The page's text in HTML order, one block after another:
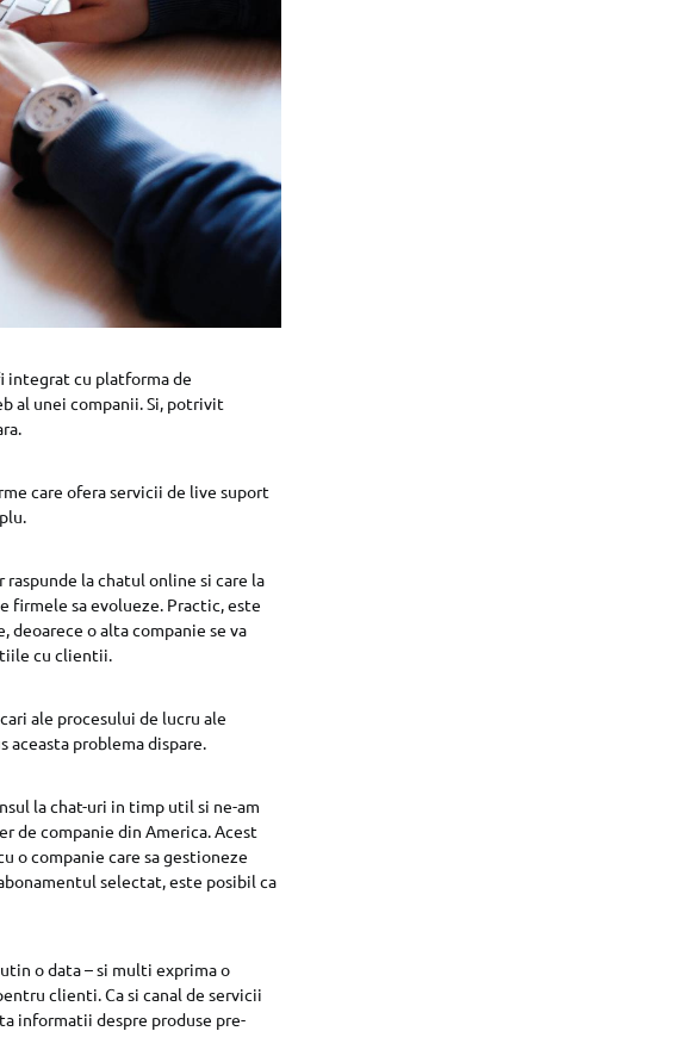
integrat cu platforma de
al unei companii. Si, potrivit
care ofera servicii de live suport
la chatul online si care la
firmele sa evolueze. Practic, este
o alta companie se va
cu clientii.
ale procesului de lucru ale
aceasta problema dispare.
la chat-uri in timp util si ne-am
de companie din America. Acest
o companie care sa gestioneze
selectat, este posibil ca
o data – si multi exprima o
clienti. Ca si canal de servicii
informatii despre produse pre-